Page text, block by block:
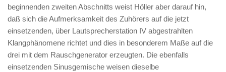
beginnenden zweiten Abschnitts weist Höller aber darauf hin,
daß sich die Aufmerksamkeit des Zuhörers auf die jetzt
einsetzenden, über Lautsprecherstation IV abgestrahlten
Klangphänomene richtet und dies in besonderem Maße auf die
drei mit dem Rauschgenerator erzeugten. Die ebenfalls
einsetzenden Sinusgemische weisen dieselbe